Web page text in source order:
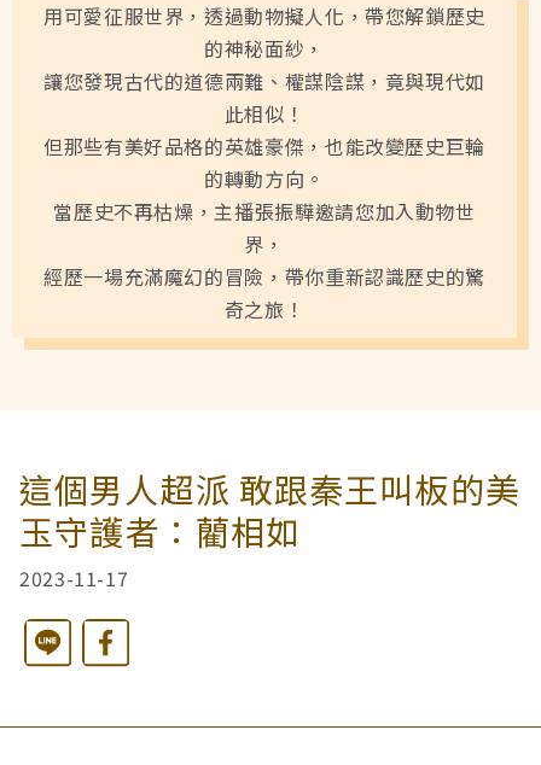
清寒獎助
當主播遇上古人第二季
西洋藝術奇幻之旅第一季
西洋藝術奇幻之旅第二季
全球華文學生文學獎-永續日月特別獎
日月光音樂季
藝文散策
藝文活動
慈善同樂會
長者關懷
樂齡樂學
長者照護
公共建設
日月同輝
農田水利
火力電能
最新消息
最新動態
關於我們
捐助章程
用可愛征服世界，透過動物擬人化，帶您解鎖歷史
的神秘面紗，
讓您發現古代的道德兩難、權謀陰謀，竟與現代如
此相似！
但那些有美好品格的英雄豪傑，也能改變歷史巨輪
的轉動方向。
當歷史不再枯燥，主播張振驊邀請您加入動物世
界，
經歷一場充滿魔幻的冒險，帶你重新認識歷史的驚
奇之旅！
這個男人超派 敢跟秦王叫板的美
玉守護者：藺相如
2023-11-17
Line